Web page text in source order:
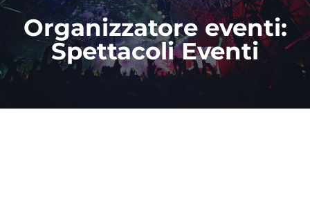
Organizzatore eventi:
Spettacoli Eventi